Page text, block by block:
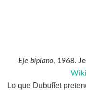
Eje biplano, 1968.
Lo que Dubuffet